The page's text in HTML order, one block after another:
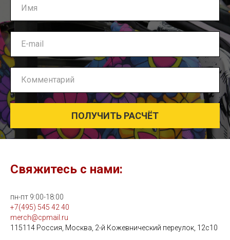
ПОЛУЧИТЬ РАСЧЁТ
Свяжитесь с нами:
пн-пт 9:00-18:00
+7(495) 545 42 40
merch@cpmail.ru
115114 Россия, Москва, 2-й Кожевнический переулок, 12с10